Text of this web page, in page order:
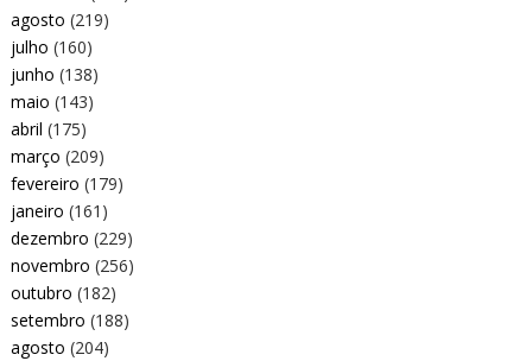
agosto (219)
julho (160)
junho (138)
maio (143)
abril (175)
março (209)
fevereiro (179)
janeiro (161)
dezembro (229)
novembro (256)
outubro (182)
setembro (188)
agosto (204)